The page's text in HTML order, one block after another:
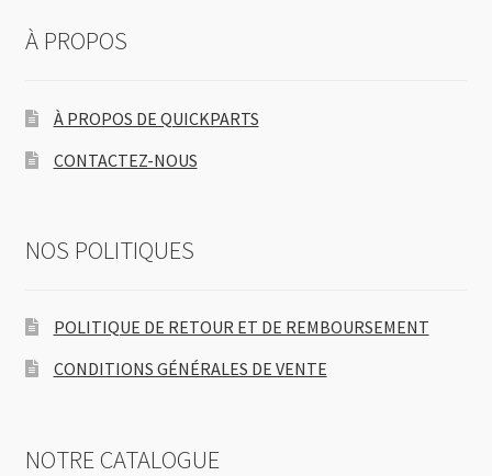
À PROPOS
À PROPOS DE QUICKPARTS
CONTACTEZ-NOUS
NOS POLITIQUES
POLITIQUE DE RETOUR ET DE REMBOURSEMENT
CONDITIONS GÉNÉRALES DE VENTE
NOTRE CATALOGUE